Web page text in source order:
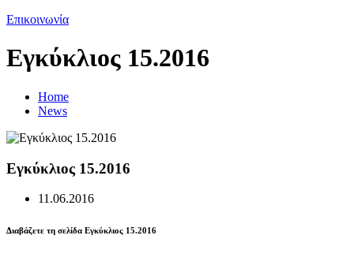
Επικοινωνία
Εγκύκλιος 15.2016
Home
News
Εγκύκλιος 15.2016
11.06.2016
Διαβάζετε τη σελίδα Εγκύκλιος 15.2016